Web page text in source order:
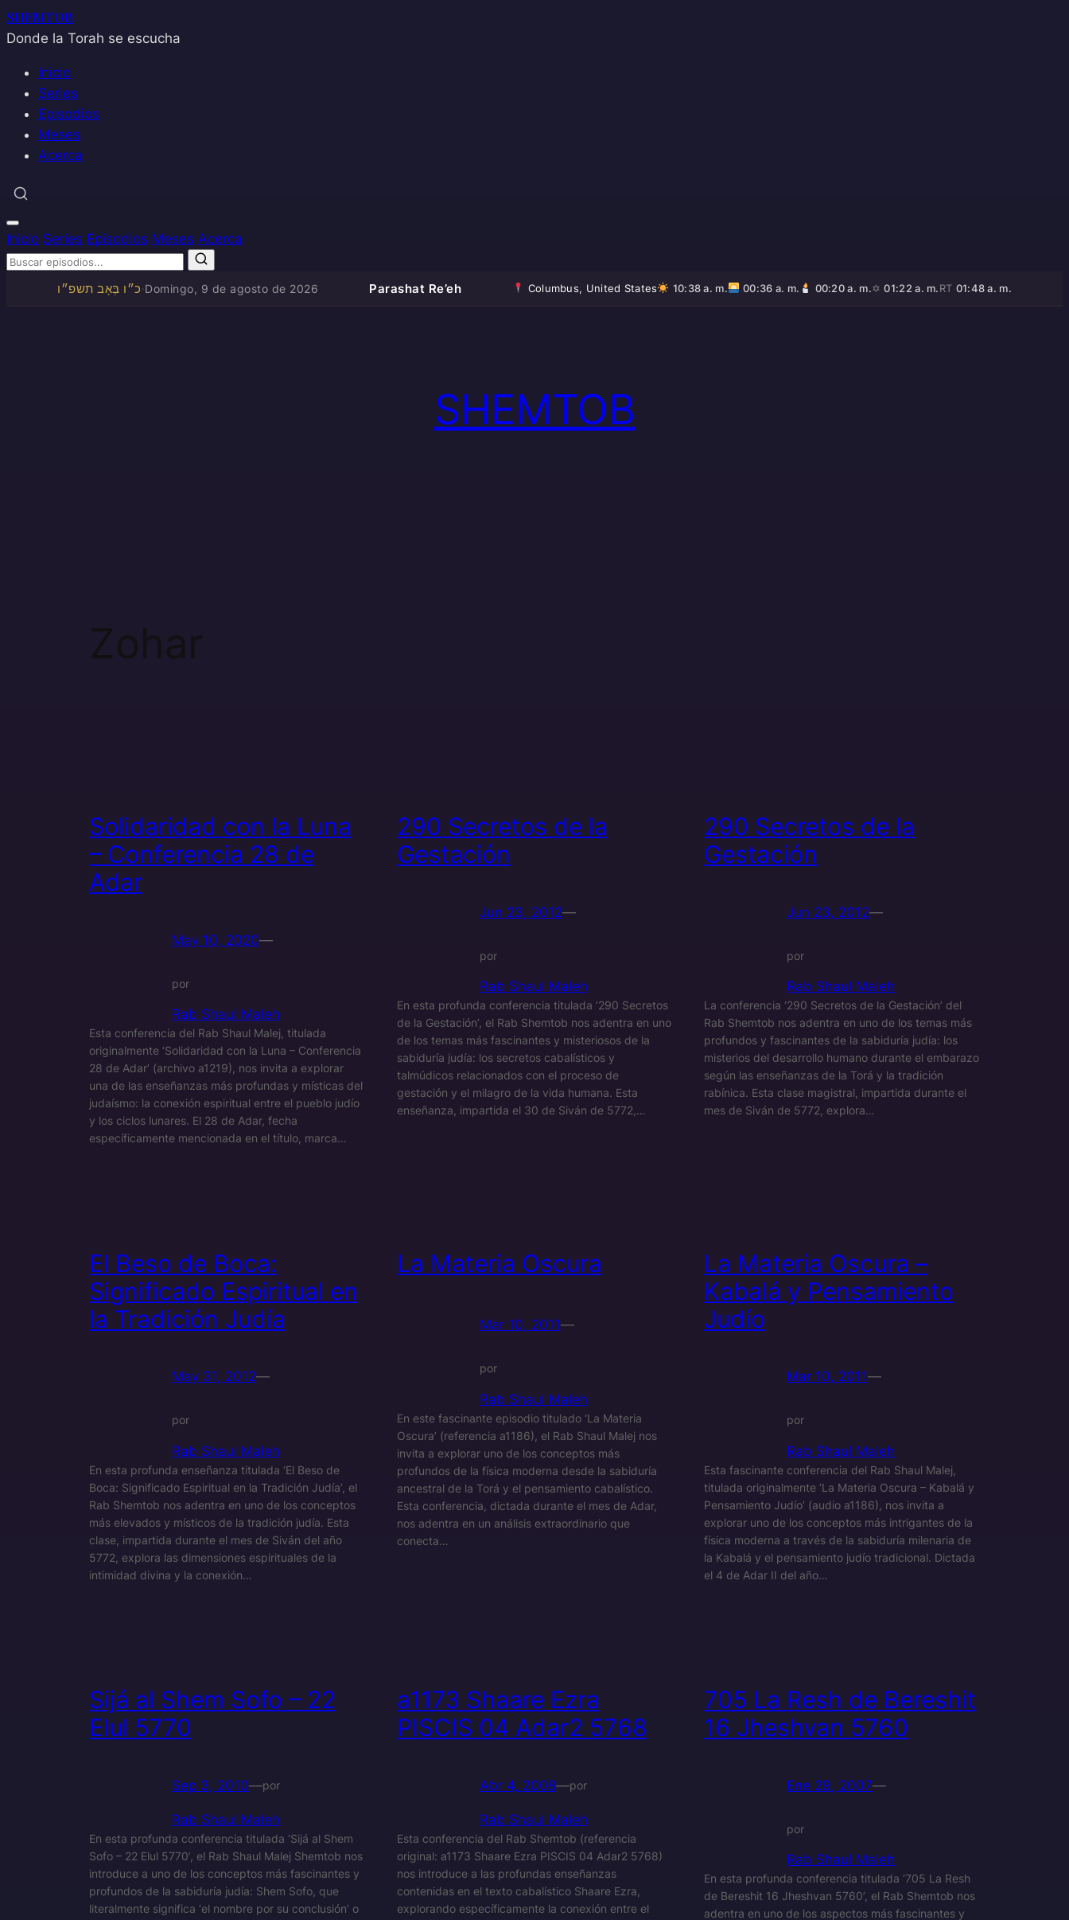
SHEMTOB
Donde la Torah se escucha
Inicio
Series
Episodios
Meses
Acerca
Inicio Series Episodios Meses Acerca
כ״ו בְּאָב תשפ״ו·Domingo, 9 de agosto de 2026 Parashat Re’eh Columbus, United States 10:38 a. m. 00:36 a. m. 00:20 a. m.✡01:22 a. m.RT 01:48 a. m.
SHEMTOB
Zohar
Solidaridad con la Luna
– Conferencia 28 de
Adar
May 10, 2020—
por
Rab Shaul Maleh
Esta conferencia del Rab Shaul Malej, titulada
originalmente ‘Solidaridad con la Luna – Conferencia
28 de Adar’ (archivo a1219), nos invita a explorar
una de las enseñanzas más profundas y místicas del
judaísmo: la conexión espiritual entre el pueblo judío
y los ciclos lunares. El 28 de Adar, fecha
específicamente mencionada en el título, marca…
290 Secretos de la
Gestación
Jun 23, 2012—
por
Rab Shaul Maleh
En esta profunda conferencia titulada ‘290 Secretos
de la Gestación’, el Rab Shemtob nos adentra en uno
de los temas más fascinantes y misteriosos de la
sabiduría judía: los secretos cabalísticos y
talmúdicos relacionados con el proceso de
gestación y el milagro de la vida humana. Esta
enseñanza, impartida el 30 de Siván de 5772,…
290 Secretos de la
Gestación
Jun 23, 2012—
por
Rab Shaul Maleh
La conferencia ‘290 Secretos de la Gestación’ del
Rab Shemtob nos adentra en uno de los temas más
profundos y fascinantes de la sabiduría judía: los
misterios del desarrollo humano durante el embarazo
según las enseñanzas de la Torá y la tradición
rabínica. Esta clase magistral, impartida durante el
mes de Siván de 5772, explora…
El Beso de Boca:
Significado Espiritual en
la Tradición Judía
May 31, 2012—
por
Rab Shaul Maleh
En esta profunda enseñanza titulada ‘El Beso de
Boca: Significado Espiritual en la Tradición Judía’, el
Rab Shemtob nos adentra en uno de los conceptos
más elevados y místicos de la tradición judía. Esta
clase, impartida durante el mes de Siván del año
5772, explora las dimensiones espirituales de la
intimidad divina y la conexión…
La Materia Oscura
Mar 10, 2011—
por
Rab Shaul Maleh
En este fascinante episodio titulado ‘La Materia
Oscura’ (referencia a1186), el Rab Shaul Malej nos
invita a explorar uno de los conceptos más
profundos de la física moderna desde la sabiduría
ancestral de la Torá y el pensamiento cabalístico.
Esta conferencia, dictada durante el mes de Adar,
nos adentra en un análisis extraordinario que
conecta…
La Materia Oscura –
Kabalá y Pensamiento
Judío
Mar 10, 2011—
por
Rab Shaul Maleh
Esta fascinante conferencia del Rab Shaul Malej,
titulada originalmente ‘La Materia Oscura – Kabalá y
Pensamiento Judío’ (audio a1186), nos invita a
explorar uno de los conceptos más intrigantes de la
física moderna a través de la sabiduría milenaria de
la Kabalá y el pensamiento judío tradicional. Dictada
el 4 de Adar II del año…
Sijá al Shem Sofo – 22
Elul 5770
Sep 3, 2010—por
Rab Shaul Maleh
En esta profunda conferencia titulada ‘Sijá al Shem
Sofo – 22 Elul 5770’, el Rab Shaul Malej Shemtob nos
introduce a uno de los conceptos más fascinantes y
profundos de la sabiduría judía: Shem Sofo, que
literalmente significa ‘el nombre por su conclusión’ o
a1173 Shaare Ezra
PISCIS 04 Adar2 5768
Abr 4, 2008—por
Rab Shaul Maleh
Esta conferencia del Rab Shemtob (referencia
original: a1173 Shaare Ezra PISCIS 04 Adar2 5768)
nos introduce a las profundas enseñanzas
contenidas en el texto cabalístico Shaare Ezra,
explorando específicamente la conexión entre el
705 La Resh de Bereshit
16 Jheshvan 5760
Ene 29, 2007—
por
Rab Shaul Maleh
En esta profunda conferencia titulada ‘705 La Resh
de Bereshit 16 Jheshvan 5760’, el Rab Shemtob nos
adentra en uno de los aspectos más fascinantes y